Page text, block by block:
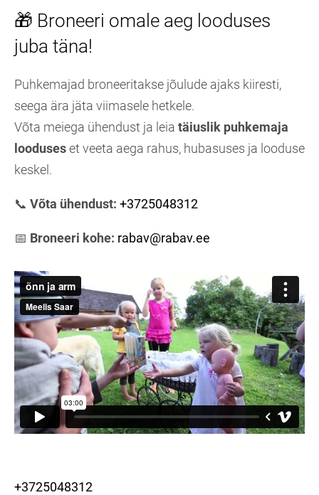
🎁 Broneeri omale aeg looduses
juba täna!
Puhkemajad broneeritakse jõulude ajaks kiiresti,
seega ära jäta viimasele hetkele.
Võta meiega ühendust ja leia täiuslik puhkemaja
looduseset veeta aega rahus, hubasuses ja looduse
keskel.
📞 Võta ühendust: +3725048312
📅 Broneeri kohe: rabav@rabav.ee
+3725048312